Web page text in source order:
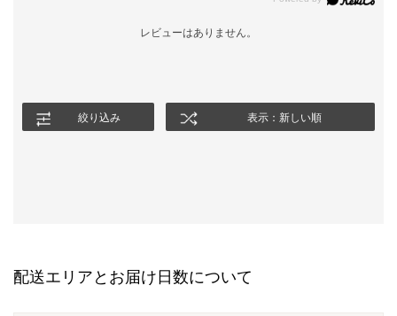
レビューはありません。
絞り込み 表示：新しい順
配送エリアとお届け日数について